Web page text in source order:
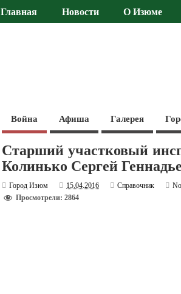
Главная Новости О Изюме
Война Афиша Галерея
Старший участковый
Колинько Сергей
Город Изюм 15.04.2016 Справочник
Просмотрели: 2864